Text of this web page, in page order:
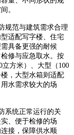
。
规范与建筑需求合理
适配写字楼、住宅
具备更强的耐候
修与应急取水。按
立方米）、大型（100
，大型水箱则适配
水需求较大的场
系统正常运行的关
、便于检修的场
接，保障供水顺